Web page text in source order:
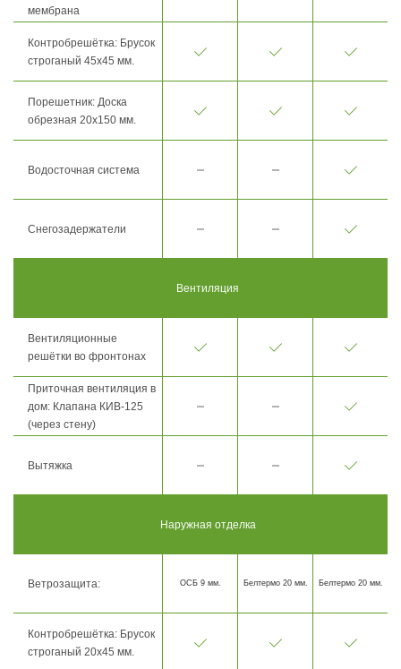
мембрана
Контробрешётка: Брусок
строганый 45х45 мм.
Порешетник: Доска
обрезная 20х150 мм.
Водосточная система
Снегозадержатели
Вентиляция
Вентиляционные
решётки во фронтонах
Приточная вентиляция в
дом: Клапана КИВ-125
(через стену)
Вытяжка
Наружная отделка
Ветрозащита: ОСБ 9 мм. Белтермо 20 мм. Белтермо 20 мм.
Контробрешётка: Брусок
строганый 20х45 мм.